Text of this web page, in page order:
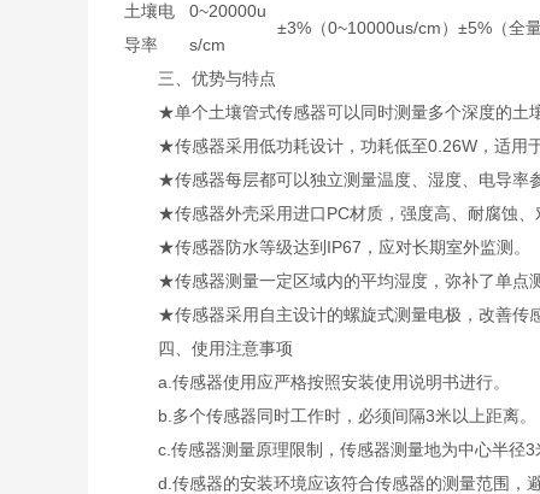
土壤电
导率
0~20000u
s/cm
±3%（0~10000us/cm）±5%（全
三、优势与特点
★单个土壤管式传感器可以同时测量多个深度的土
★传感器采用低功耗设计，功耗低至0.26W，适用
★传感器每层都可以独立测量温度、湿度、电导率
★传感器外壳采用进口PC材质，强度高、耐腐蚀、
★传感器防水等级达到IP67，应对长期室外监测。
★传感器测量一定区域内的平均湿度，弥补了单点
★传感器采用自主设计的螺旋式测量电极，改善传
四、使用注意事项
a.传感器使用应严格按照安装使用说明书进行。
b.多个传感器同时工作时，必须间隔3米以上距离。
c.传感器测量原理限制，传感器测量地为中心半径3
d.传感器的安装环境应该符合传感器的测量范围，